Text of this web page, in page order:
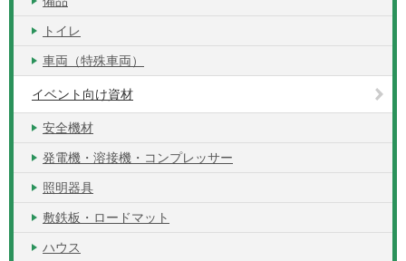
トイレ
車両（特殊車両）
イベント向け資材
安全機材
発電機・溶接機・コンプレッサー
照明器具
敷鉄板・ロードマット
ハウス